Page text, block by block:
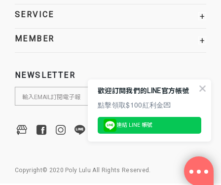
SERVICE +
MEMBER +
NEWSLETTER
Copyright© 2020 Poly Lulu All Rights Reserved.
歡迎訂閱我們的LINE官方帳號
點擊領取$100紅利金💌
連結 LINE 帳號